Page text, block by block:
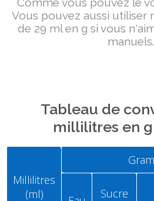
Vous pouvez aussi utiliser
de 29 ml en g si vous
Tableau de
millilitres en
Millilitres
(ml)
Sucre